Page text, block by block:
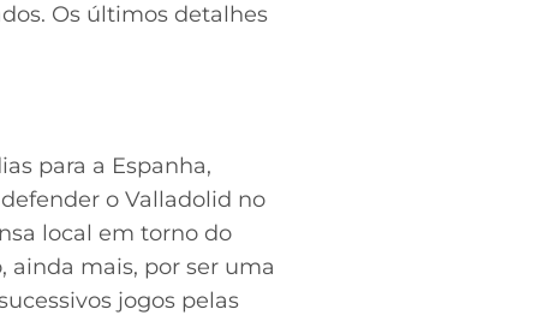
Os últimos detalhes
para a Espanha,
o Valladolid no
local em torno do
ainda mais, por ser uma
jogos pelas